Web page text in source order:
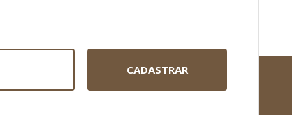
CADASTRAR